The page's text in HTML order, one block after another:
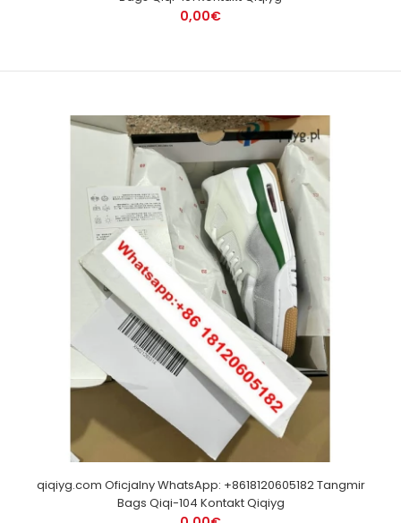
0,00€
qiqiyg.com Oficjalny WhatsApp: +8618120605182 Tangmir
Bags Qiqi-104 Kontakt Qiqiyg